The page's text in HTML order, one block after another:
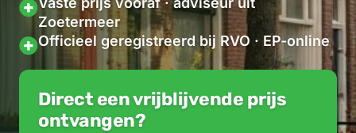
Zoetermeer
Officieel geregistreerd bij RVO · EP-online
Direct een vrijblijvende prijs
ontvangen?